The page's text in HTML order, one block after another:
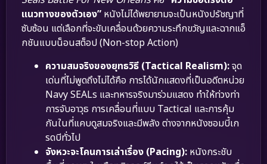
แนวทางของตัวเอง” หนังไม่ได้พยายามจะเป็นหนังปรัชญาที่
ซับซ้อน แต่เลือกที่จะขับเคลื่อนด้วยความระทึกขวัญและฉากแอ็
กชันแบบน็อนสต็อป (Non-stop Action)
ความสมจริงของยุทธวิธี (Tactical Realism):จุด
เด่นที่ไม่พูดถึงไม่ได้คือ การได้นักแสดงที่เป็นอดีตหน่วย
Navy SEALs และทหารจริงมาร่วมแสดง ทำให้ท่วงท่า
การจับอาวุธ การเคลื่อนที่แบบ Tactical และการคุ้ม
กันในที่แคบดูสมจริงและมีพลัง ต่างจากหนังซอมบี้เก
รดบีทั่วไป
จังหวะจะโคนการเล่าเรื่อง (Pacing): หนังกระชับ